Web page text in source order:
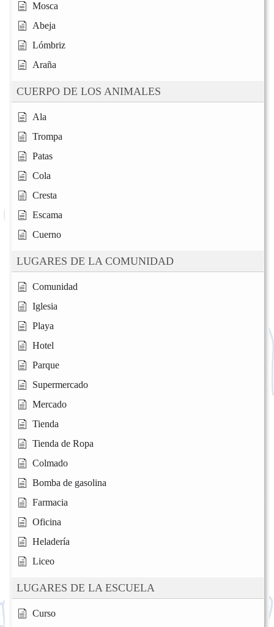
Mosca
Abeja
Lómbriz
Araña
CUERPO DE LOS ANIMALES
Ala
Trompa
Patas
Cola
Cresta
Escama
Cuerno
LUGARES DE LA COMUNIDAD
Comunidad
Iglesia
Playa
Hotel
Parque
Supermercado
Mercado
Tienda
Tienda de Ropa
Colmado
Bomba de gasolina
Farmacia
Oficina
Heladería
Liceo
LUGARES DE LA ESCUELA
Curso